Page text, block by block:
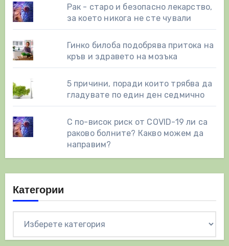
Рак - старо и безопасно лекарство,
за което никога не сте чували
Гинко билоба подобрява притока на
кръв и здравето на мозъка
5 причини, поради които трябва да
гладувате по един ден седмично
С по-висок риск от COVID-19 ли са
раково болните? Какво можем да
направим?
Категории